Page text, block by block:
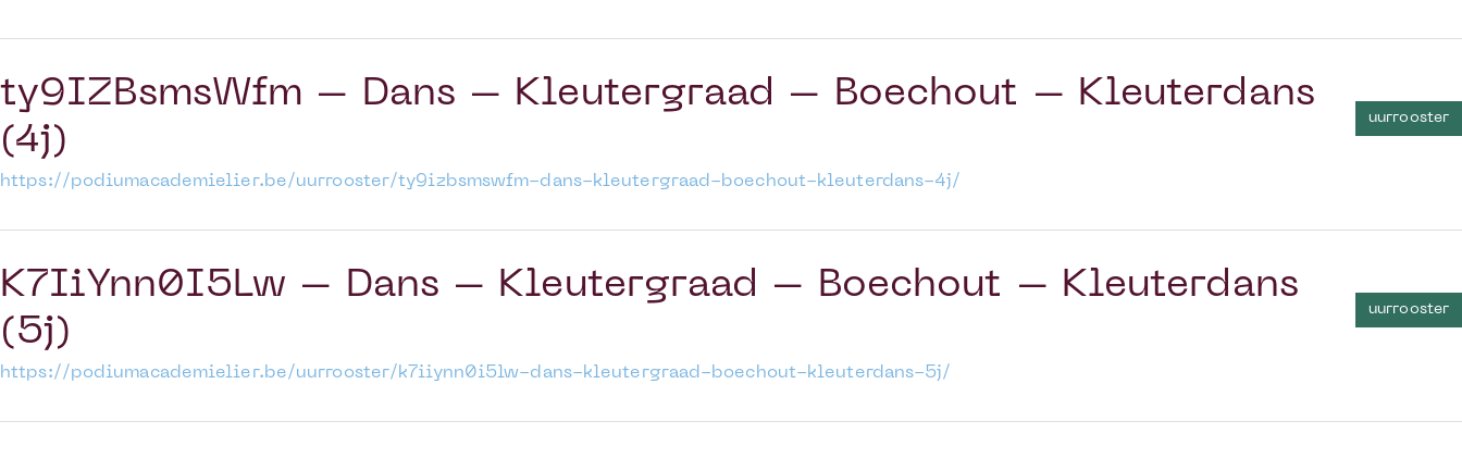
ty9IZBsmsWfm – Dans – Kleutergraad – Boechout – Kleuterdans
(4j)
uurrooster
https://podiumacademielier.be/uurrooster/ty9izbsmswfm-dans-kleutergraad-boechout-kleuterdans-4j/
K7IiYnn0I5Lw – Dans – Kleutergraad – Boechout – Kleuterdans
(5j)
uurrooster
https://podiumacademielier.be/uurrooster/k7iiynn0i5lw-dans-kleutergraad-boechout-kleuterdans-5j/